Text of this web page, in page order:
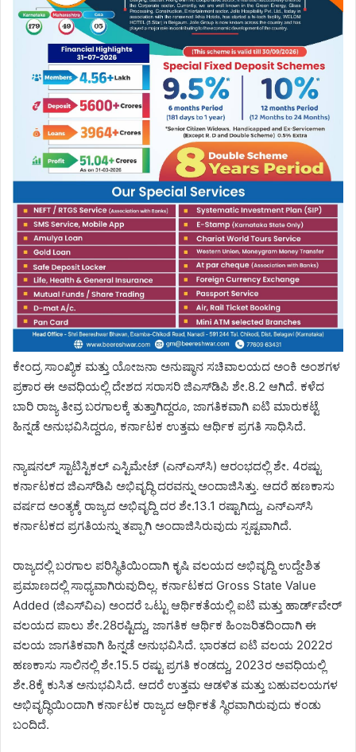
ಕೇಂದ್ರ ಸಾಂಖ್ಯಿಕ ಮತ್ತು ಯೋಜನಾ ಅನುಷ್ಠಾನ ಸಚಿವಾಲಯದ ಅಂಕಿ ಅಂಶಗಳ
ಪ್ರಕಾರ ಈ ಅವಧಿಯಲ್ಲಿ ದೇಶದ ಸರಾಸರಿ ಜಿಎಸ್‌ಡಿಪಿ ಶೇ.8.2 ಆಗಿದೆ. ಕಳೆದ
ಬಾರಿ ರಾಜ್ಯ ತೀವ್ರ ಬರಗಾಲಕ್ಕೆ ತುತ್ತಾಗಿದ್ದರೂ, ಜಾಗತಿಕವಾಗಿ ಐಟಿ ಮಾರುಕಟ್ಟೆ
ಹಿನ್ನಡೆ ಅನುಭವಿಸಿದ್ದರೂ, ಕರ್ನಾಟಕ ಉತ್ತಮ ಆರ್ಥಿಕ ಪ್ರಗತಿ ಸಾಧಿಸಿದೆ.
ನ್ಯಾಷನಲ್‌ ಸ್ಟಾಟಿಸ್ಟಿಕಲ್‌ ಎಸ್ಟಿಮೇಟ್‌ (ಎನ್‌ಎಸ್‌ಸಿ) ಆರಂಭದಲ್ಲಿ ಶೇ. 4ರಷ್ಟು
ಕರ್ನಾಟಕದ ಜಿಎಸ್‌ಡಿಪಿ ಅಭಿವೃದ್ಧಿ ದರವನ್ನು ಅಂದಾಜಿಸಿತ್ತು. ಆದರೆ ಹಣಕಾಸು
ವರ್ಷದ ಅಂತ್ಯಕ್ಕೆ ರಾಜ್ಯದ ಅಭಿವೃದ್ದಿ ದರ ಶೇ.13.1 ರಷ್ಟಾಗಿದ್ದು, ಎನ್‌ಎಸ್‌ಸಿ
ಕರ್ನಾಟಕದ ಪ್ರಗತಿಯನ್ನು ತಪ್ಪಾಗಿ ಅಂದಾಜಿಸಿರುವುದು ಸ್ಪಷ್ಟವಾಗಿದೆ.
ರಾಜ್ಯದಲ್ಲಿ ಬರಗಾಲ ಪರಿಸ್ಥಿತಿಯಿಂದಾಗಿ ಕೃಷಿ ವಲಯದ ಅಭಿವೃದ್ದಿ ಉದ್ದೇಶಿತ
ಪ್ರಮಾಣದಲ್ಲಿ ಸಾಧ್ಯವಾಗಿರುವುದಿಲ್ಲ. ಕರ್ನಾಟಕದ Gross State Value
Added (ಜಿಎಸ್‌ವಿಎ) ಅಂದರೆ ಒಟ್ಟು ಆರ್ಥಿಕತೆಯಲ್ಲಿ ಐಟಿ ಮತ್ತು ಹಾರ್ಡ್‌ವೇರ್‌
ವಲಯದ ಪಾಲು ಶೇ.28ರಷ್ಟಿದ್ದು, ಜಾಗತಿಕ ಆರ್ಥಿಕ ಹಿಂಜರಿತದಿಂದಾಗಿ ಈ
ವಲಯ ಜಾಗತಿಕವಾಗಿ ಹಿನ್ನಡೆ ಅನುಭವಿಸಿದೆ. ಭಾರತದ ಐಟಿ ವಲಯ 2022ರ
ಹಣಕಾಸು ಸಾಲಿನಲ್ಲಿ ಶೇ.15.5 ರಷ್ಟು ಪ್ರಗತಿ ಕಂಡದ್ದು, 2023ರ ಅವಧಿಯಲ್ಲಿ
ಶೇ.8ಕ್ಕೆ ಕುಸಿತ ಅನುಭವಿಸಿದೆ. ಆದರೆ ಉತ್ತಮ ಆಡಳಿತ ಮತ್ತು ಬಹುವಲಯಗಳ
ಅಭಿವೃದ್ಧಿಯಿಂದಾಗಿ ಕರ್ನಾಟಕ ರಾಜ್ಯದ ಆರ್ಥಿಕತೆ ಸ್ಥಿರವಾಗಿರುವುದು ಕಂಡು
ಬಂದಿದೆ.